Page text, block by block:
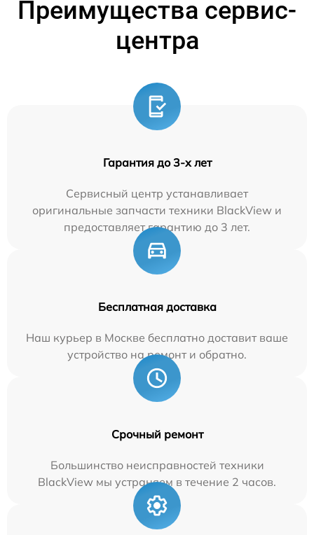
Преимущества сервис-
центра
Гарантия до 3-х лет
Сервисный центр устанавливает
оригинальные запчасти техники BlackView и
предоставляет гарантию до 3 лет.
Бесплатная доставка
Наш курьер в Москве бесплатно доставит ваше
устройство на ремонт и обратно.
Срочный ремонт
Большинство неисправностей техники
BlackView мы устраняем в течение 2 часов.